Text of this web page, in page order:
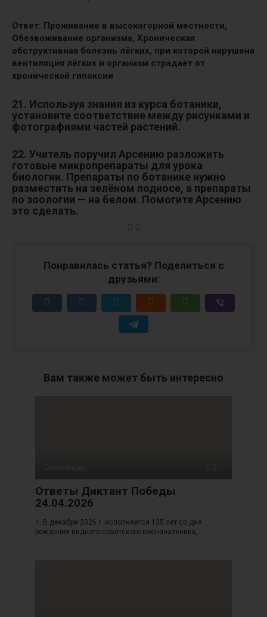
Ответ: Проживание в высокогорной местности,
Обезвоживание организма, Хроническая
обструктивная болезнь лёгких, при которой нарушена
вентиляция лёгких и организм страдает от
хронической гипоксии
21. Используя знания из курса ботаники,
установите соответствие между рисунками и
фотографиями частей растений.
22. Учитель поручил Арсению разложить
готовые микропрепараты для урока
биологии. Препараты по ботанике нужно
разместить на зелёном подносе, а препараты
по зоологии — на белом. Помогите Арсению
это сделать.
Понравилась статья? Поделиться с
друзьями:
Вам также может быть интересно
Ответы Диктант Победы
24.04.2026
1. В декабре 2026 г. исполняется 125 лет со дня
рождения видного советского военачальника,